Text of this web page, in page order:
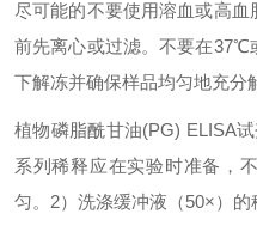
尽可能的不要使用溶血或高
前先离心或过滤。不要在37℃
下解冻并确保样品均匀地充分
植物磷脂酰甘油(PG) ELISA
系列稀释应在实验时准备，
匀。 2）洗涤缓冲液（50×）的